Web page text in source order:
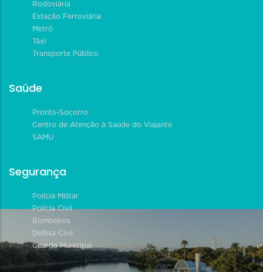
Rodoviária
Estação Ferroviária
Metrô
Táxi
Transporte Público
Saúde
Pronto-Socorro
Centro de Atenção à Saúde do Viajante
SAMU
Segurança
Polícia Militar
Polícia Civil
Bombeiros
Defesa Civil
Guarda Municipal